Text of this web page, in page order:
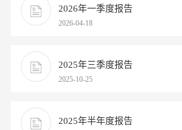
2026年一季度报告
2026-04-18
2025年三季度报告
2025-10-25
2025年半年度报告